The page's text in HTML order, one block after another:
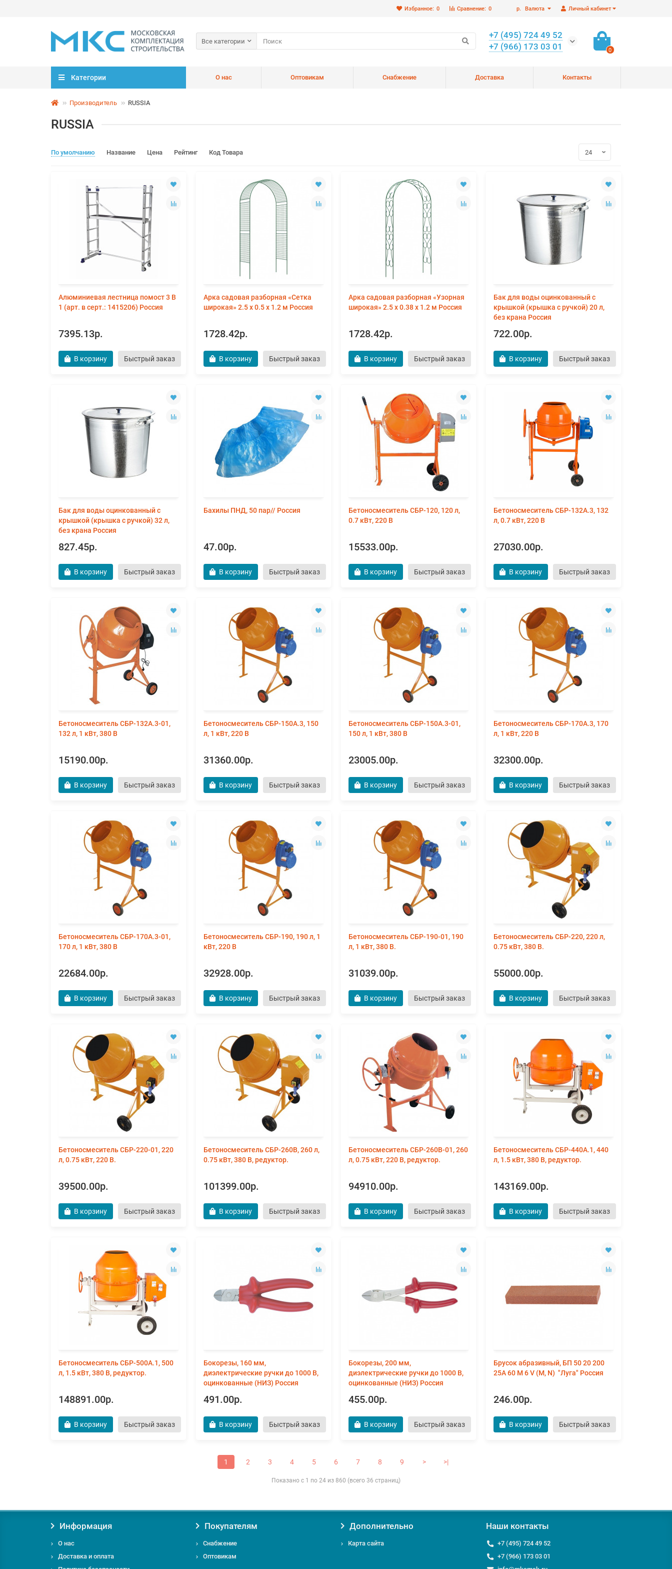
Личный кабинет
р. Валюта
Сравнение: 0
Избранное: 0
Все категории
+7 (495) 724 49 52
+7 (966) 173 03 01
0
Категории О нас Оптовикам Снабжение Доставка Контакты
Производитель RUSSIA
RUSSIA
По умолчанию Название Цена Рейтинг Код Товара
Алюминиевая лестница помост 3 В
1 (арт. в серт.: 1415206) Россия
7395.13р.
В корзину Быстрый заказ
Арка садовая разборная «Сетка
широкая» 2.5 х 0.5 х 1.2 м Россия
1728.42р.
В корзину Быстрый заказ
Арка садовая разборная «Узорная
широкая» 2.5 х 0.38 х 1.2 м Россия
1728.42р.
В корзину Быстрый заказ
Бак для воды оцинкованный с
крышкой (крышка с ручкой) 20 л,
без крана Россия
722.00р.
В корзину Быстрый заказ
Бак для воды оцинкованный с
крышкой (крышка с ручкой) 32 л,
без крана Россия
827.45р.
В корзину Быстрый заказ
Бахилы ПНД, 50 пар// Россия
47.00р.
В корзину Быстрый заказ
Бетоносмеситель СБР-120, 120 л,
0.7 кВт, 220 В
15533.00р.
В корзину Быстрый заказ
Бетоносмеситель СБР-132А.3, 132
л, 0.7 кВт, 220 В
27030.00р.
В корзину Быстрый заказ
Бетоносмеситель СБР-132А.3-01,
132 л, 1 кВт, 380 В
15190.00р.
В корзину Быстрый заказ
Бетоносмеситель СБР-150А.3, 150
л, 1 кВт, 220 В
31360.00р.
В корзину Быстрый заказ
Бетоносмеситель СБР-150А.3-01,
150 л, 1 кВт, 380 В
23005.00р.
В корзину Быстрый заказ
Бетоносмеситель СБР-170А.3, 170
л, 1 кВт, 220 В
32300.00р.
В корзину Быстрый заказ
Бетоносмеситель СБР-170А.3-01,
170 л, 1 кВт, 380 В
22684.00р.
В корзину Быстрый заказ
Бетоносмеситель СБР-190, 190 л, 1
кВт, 220 В
32928.00р.
В корзину Быстрый заказ
Бетоносмеситель СБР-190-01, 190
л, 1 кВт, 380 В.
31039.00р.
В корзину Быстрый заказ
Бетоносмеситель СБР-220, 220 л,
0.75 кВт, 380 В.
55000.00р.
В корзину Быстрый заказ
Бетоносмеситель СБР-220-01, 220
л, 0.75 кВт, 220 В.
39500.00р.
В корзину Быстрый заказ
Бетоносмеситель СБР-260В, 260 л,
0.75 кВт, 380 В, редуктор.
101399.00р.
В корзину Быстрый заказ
Бетоносмеситель СБР-260В-01, 260
л, 0.75 кВт, 220 В, редуктор.
94910.00р.
В корзину Быстрый заказ
Бетоносмеситель СБР-440А.1, 440
л, 1.5 кВт, 380 В, редуктор.
143169.00р.
В корзину Быстрый заказ
Бетоносмеситель СБР-500А.1, 500
л, 1.5 кВт, 380 В, редуктор.
148891.00р.
В корзину Быстрый заказ
Бокорезы, 160 мм,
диэлектрические ручки до 1000 В,
оцинкованные (НИЗ) Россия
491.00р.
В корзину Быстрый заказ
Бокорезы, 200 мм,
диэлектрические ручки до 1000 В,
оцинкованные (НИЗ) Россия
455.00р.
В корзину Быстрый заказ
Брусок абразивный, БП 50 20 200
25А 60 М 6 V (M, N) "Луга" Россия
246.00р.
В корзину Быстрый заказ
1 2 3 4 5 6 7 8 9 > >|
Показано с 1 по 24 из 860 (всего 36 страниц)
Информация
О нас
Доставка и оплата
Покупателям
Снабжение
Оптовикам
Дополнительно
Карта сайта
Наши контакты
+7 (495) 724 49 52
+7 (966) 173 03 01